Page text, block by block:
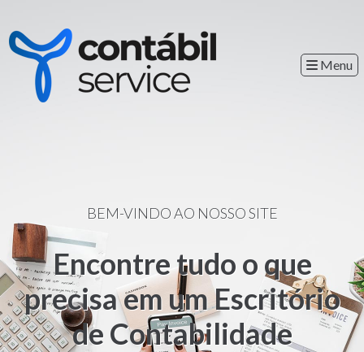
Menu
BEM-VINDO AO NOSSO SITE
Encontre tudo o que
precisa em um Escritório
de Contabilidade